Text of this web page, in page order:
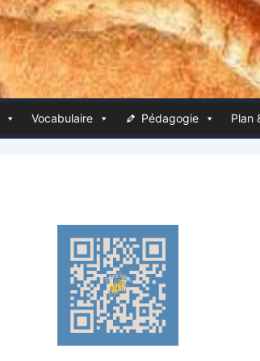
Voca­bu­laire Péda­go­gie Plan